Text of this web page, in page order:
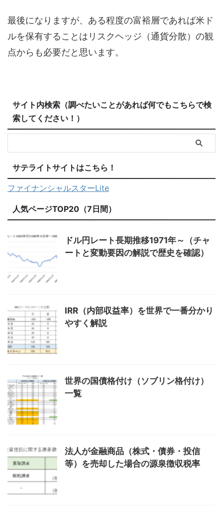
最後になりますが、ある程度の富裕層であれば米ド
ルを保有することはリスクヘッジ（通貨分散）の観
点からも必要だと思います。
サイト内検索（調べたいことがあれば何でもこちらで検
索してください！）
サテライトサイトはこちら！
ファイナンシャルスターLite
人気ページTOP20（7日間）
ドル円レート長期推移1971年～（チャ
ートと変動要因の解説で歴史を確認）
IRR（内部収益率）を世界で一番分かり
やすく解説
世界の国債格付け（ソブリン格付け）
一覧
法人が金融商品（株式・債券・投信
等）を売却した場合の源泉徴収税率